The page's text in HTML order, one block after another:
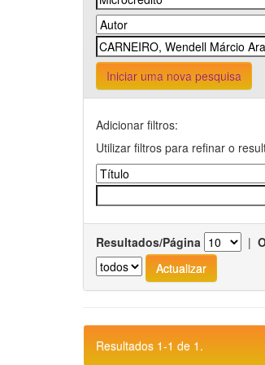
Iniciar uma nova pesquisa
Adicionar filtros:
Utilizar filtros para refinar o
Resultados/Página |
Resultados 1-1 de 1.